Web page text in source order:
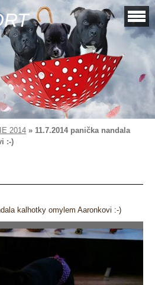
2014 » 11.7.2014 panička nandala
:-)
kalhotky omylem Aaronkovi :-)